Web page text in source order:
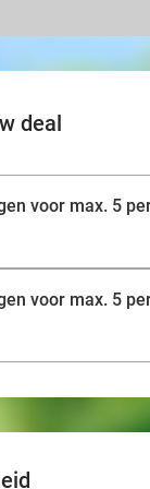
deal
voor max. 5
voor max. 5